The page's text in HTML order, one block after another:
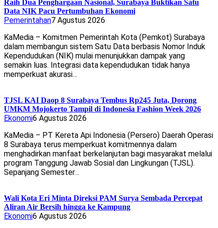
Raih Dua Penghargaan Nasional, Surabaya Buktikan Satu
Data NIK Pacu Pertumbuhan Ekonomi
Pemerintahan7 Agustus 2026
KaMedia – Komitmen Pemerintah Kota (Pemkot) Surabaya
dalam membangun sistem Satu Data berbasis Nomor Induk
Kependudukan (NIK) mulai menunjukkan dampak yang
semakin luas. Integrasi data kependudukan tidak hanya
memperkuat akurasi…
TJSL KAI Daop 8 Surabaya Tembus Rp245 Juta, Dorong
UMKM Mojokerto Tampil di Indonesia Fashion Week 2026
Ekonomi6 Agustus 2026
KaMedia – PT Kereta Api Indonesia (Persero) Daerah Operasi
8 Surabaya terus memperkuat komitmennya dalam
menghadirkan manfaat berkelanjutan bagi masyarakat melalui
program Tanggung Jawab Sosial dan Lingkungan (TJSL).
Sepanjang Semester…
Wali Kota Eri Minta Direksi PAM Surya Sembada Percepat
Aliran Air Bersih hingga ke Kampung
Ekonomi6 Agustus 2026